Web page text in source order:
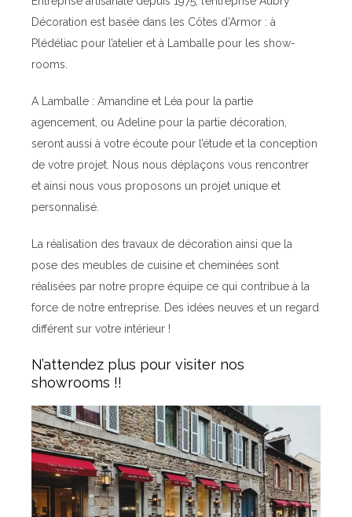
Décoration est basée dans les Côtes d’Armor : à
Plédéliac pour l’atelier et à Lamballe pour les show-
rooms.
A Lamballe : Amandine et Léa pour la partie
agencement, ou Adeline pour la partie décoration,
seront aussi à votre écoute pour l’étude et la conception
de votre projet. Nous nous déplaçons vous rencontrer
et ainsi nous vous proposons un projet unique et
personnalisé.
La réalisation des travaux de décoration ainsi que la
pose des meubles de cuisine et cheminées sont
réalisées par notre propre équipe ce qui contribue à la
force de notre entreprise. Des idées neuves et un regard
différent sur votre intérieur !
N’attendez plus pour visiter nos
showrooms !!